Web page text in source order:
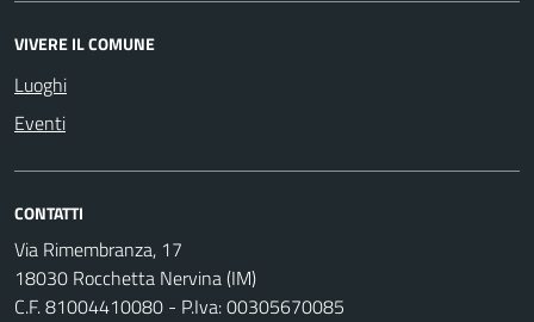
VIVERE IL COMUNE
Luoghi
Eventi
CONTATTI
Via Rimembranza, 17
18030 Rocchetta Nervina (IM)
C.F. 81004410080 - P.Iva: 00305670085